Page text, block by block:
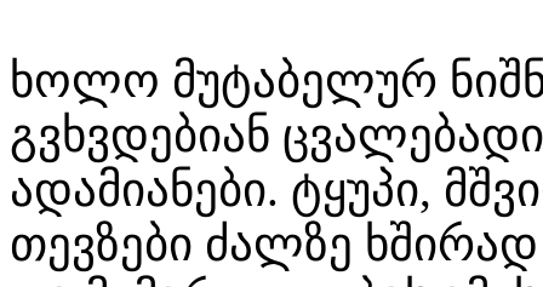
ხოლო მუტაბელურ
გვხვდებიან
ადამიანები. ტყუპი,
თევზები ძალზე